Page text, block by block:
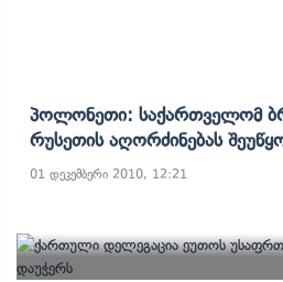
Პოლონეთი: Საქართველომ
Რუსეთის Აღორძინებას
01 დეკემბერი 2010, 12:21